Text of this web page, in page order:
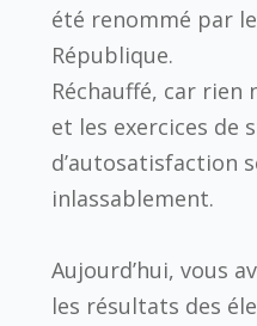
été renommé par
République.
Réchauffé, car rien
et les exercices de
d’autosatisfaction
inlassablement.
Aujourd’hui, vous
les résultats des